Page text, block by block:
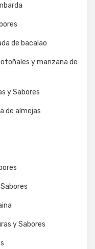
de bacalao
y manzana de
y Sabores
de almejas
y Sabores